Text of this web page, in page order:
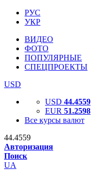
РУС
УКР
ВИДЕО
ФОТО
ПОПУЛЯРНЫЕ
СПЕЦПРОЕКТЫ
USD
USD 44.4559
EUR 51.2598
Все курсы валют
44.4559
Авторизация
Поиск
UA